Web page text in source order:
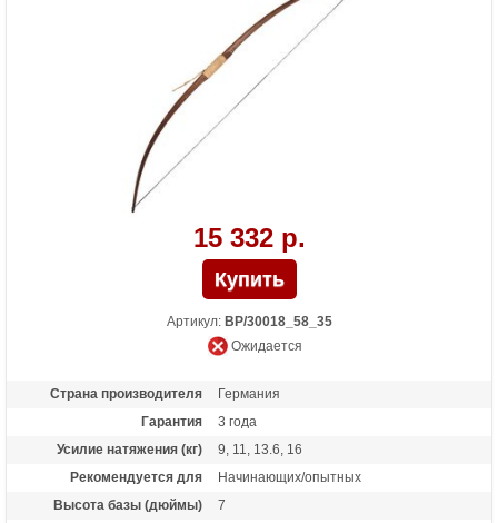
15 332 р.
Артикул: BP/30018_58_35
Ожидается
Страна производителя
Германия
Гарантия
3 года
Усилие натяжения (кг)
9, 11, 13.6, 16
Рекомендуется для
Начинающих/опытных
Высота базы (дюймы)
7